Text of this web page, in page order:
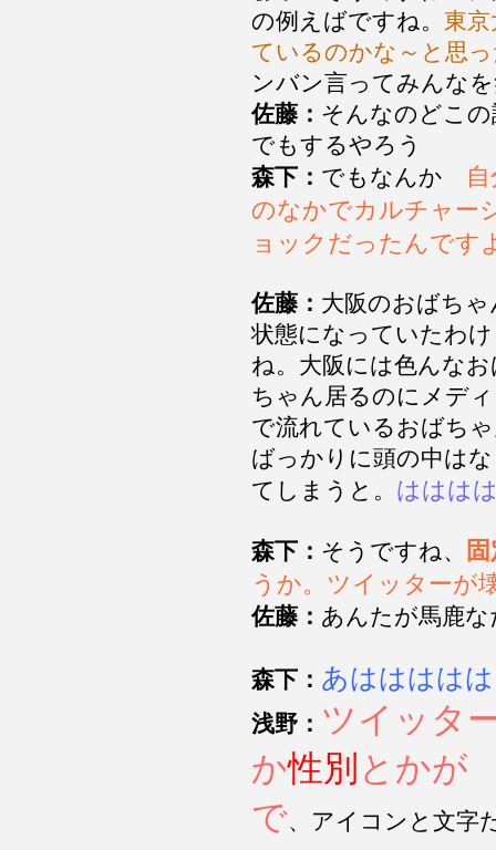
の例えばですね。 東
ているのかな～と思
ンバン言ってみんな
佐藤： そんなのどこの
でもするやろう
森下： でもなんか
のなかでカルチャー
ョックだったんです
佐藤： 大阪のおばちゃ
状態になっていたわけ
ね。大阪には色んなお
ちゃん居るのにメデ
で流れているおばち
ばっかりに頭の中は
てしまうと。 ははは
森下： そうですね、
うか。ツイッターが
佐藤： あんたが馬鹿
森下： あははははは
浅野： ツイッタ
か性別 とかが
で、アイコンと文字